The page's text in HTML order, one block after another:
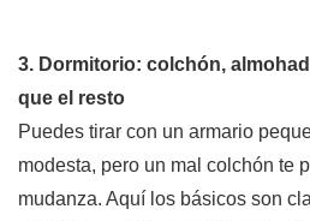
3. Dormitorio: colchón,
que el resto
Puedes tirar con un armario
modesta, pero un mal colchón te
mudanza. Aquí los básicos son